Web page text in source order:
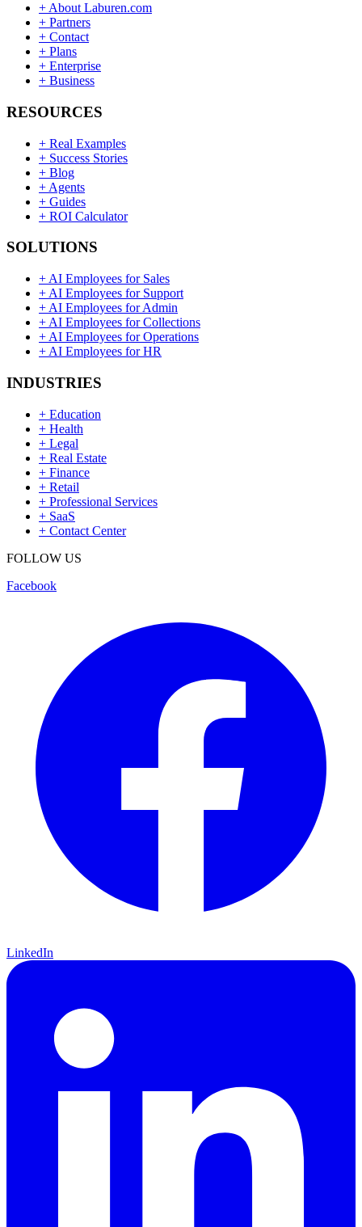
+ About Laburen.com
+ Partners
+ Contact
+ Plans
+ Enterprise
+ Business
RESOURCES
+ Real Examples
+ Success Stories
+ Blog
+ Agents
+ Guides
+ ROI Calculator
SOLUTIONS
+ AI Employees for Sales
+ AI Employees for Support
+ AI Employees for Admin
+ AI Employees for Collections
+ AI Employees for Operations
+ AI Employees for HR
INDUSTRIES
+ Education
+ Health
+ Legal
+ Real Estate
+ Finance
+ Retail
+ Professional Services
+ SaaS
+ Contact Center
FOLLOW US
Facebook
LinkedIn